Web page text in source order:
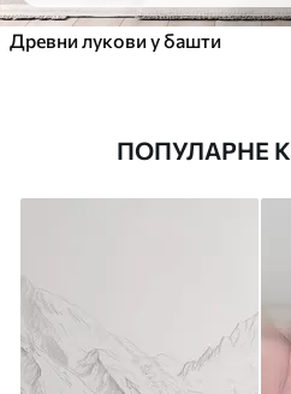
Древни лукови у башти
ПОПУЛАРНЕ